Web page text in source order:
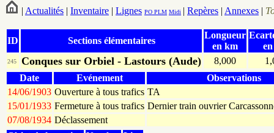
| Actualités | Inventaire | Lignes PO PLM Midi | Repères | Annexes |
ID Sections élémentaires
Longueur
en km
245 Conques sur Orbiel - Lastours (Aude) 8,000
Date
Evénement
Observations
14/06/1903 Ouverture à tous trafics TA
15/01/1933 Fermeture à tous trafics Dernier train ouvrier
07/08/1934 Déclassement